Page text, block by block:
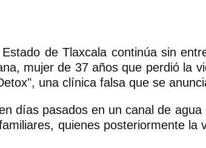
de Tlaxcala continúa sin
mujer de 37 años que perdió la
una clínica falsa que se
días pasados en un canal de
quienes posteriormente la